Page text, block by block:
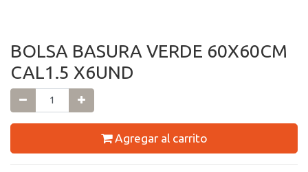
BOLSA BASURA VERDE 60X60CM
CAL1.5 X6UND
Agregar al carrito